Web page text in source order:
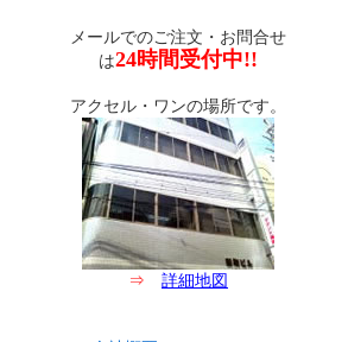
メールでのご注文・お問合せ
は24時間受付中!!
アクセル・ワンの場所です。
⇒ 詳細地図